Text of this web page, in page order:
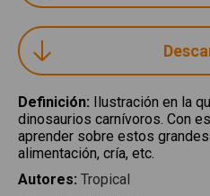
Definición:
Ilustración en la
dinosaurios carnívoros. Con
aprender sobre estos
alimentación, cría, etc.
Autores: Tropical